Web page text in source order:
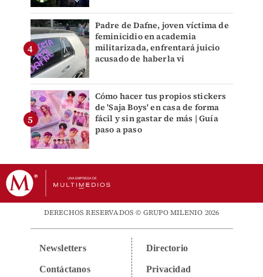
Padre de Dafne, joven víctima de
feminicidio en academia
militarizada, enfrentará juicio
acusado de haberla vi
Cómo hacer tus propios stickers
de 'Saja Boys' en casa de forma
fácil y sin gastar de más | Guía
paso a paso
DERECHOS RESERVADOS © GRUPO MILENIO 2026
Newsletters
Contáctanos
Directorio
Privacidad